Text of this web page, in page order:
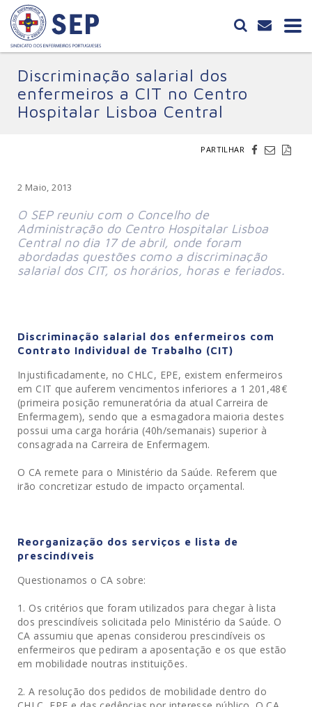
Discriminação salarial dos
enfermeiros a CIT no Centro
Hospitalar Lisboa Central
PARTILHAR
2 Maio, 2013
O SEP reuniu com o Concelho de
Administração do Centro Hospitalar Lisboa
Central no dia 17 de abril, onde foram
abordadas questões como a discriminação
salarial dos CIT, os horários, horas e feriados.
Discriminação salarial dos enfermeiros com
Contrato Individual de Trabalho (CIT)
Injustificadamente, no CHLC, EPE, existem enfermeiros
em CIT que auferem vencimentos inferiores a 1 201,48€
(primeira posição remuneratória da atual Carreira de
Enfermagem), sendo que a esmagadora maioria destes
possui uma carga horária (40h/semanais) superior à
consagrada na Carreira de Enfermagem.
O CA remete para o Ministério da Saúde. Referem que
irão concretizar estudo de impacto orçamental.
Reorganização dos serviços e lista de
prescindíveis
Questionamos o CA sobre:
Os critérios que foram utilizados para chegar à lista
dos prescindíveis solicitada pelo Ministério da Saúde. O
CA assumiu que apenas considerou prescindíveis os
enfermeiros que pediram a aposentação e os que estão
em mobilidade noutras instituições.
A resolução dos pedidos de mobilidade dentro do